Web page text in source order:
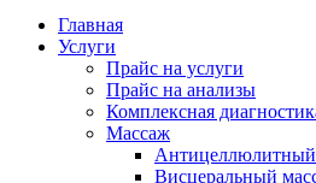
жизнь"Главная
Услуги
Прайс на услуги
Прайс на анализы
Комплексная
Массаж
Висцеральный